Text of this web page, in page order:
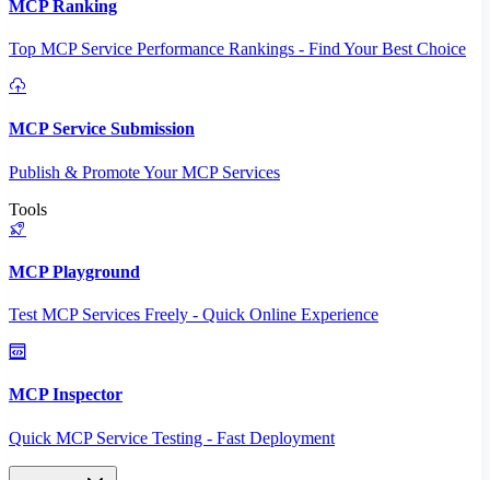
MCP Ranking
Top MCP Service Performance Rankings - Find Your Best Choice
MCP Service Submission
Publish & Promote Your MCP Services
Tools
MCP Playground
Test MCP Services Freely - Quick Online Experience
MCP Inspector
Quick MCP Service Testing - Fast Deployment